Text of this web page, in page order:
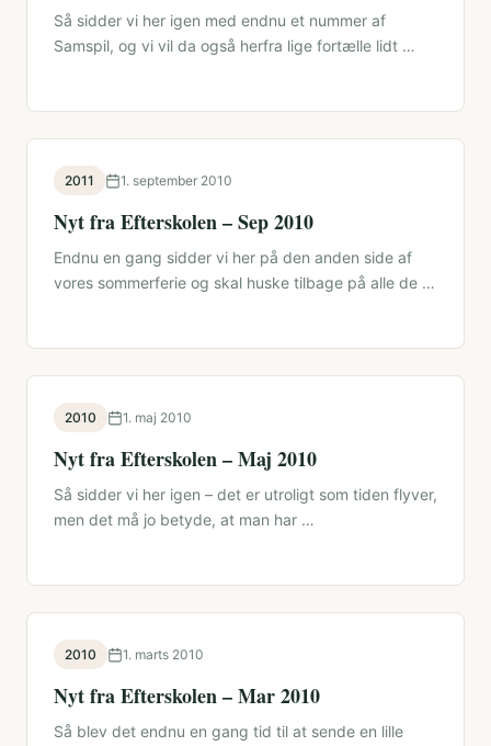
Så sidder vi her igen med endnu et nummer af
Samspil, og vi vil da også herfra lige fortælle lidt …
2011 1. september 2010
Nyt fra Efterskolen – Sep 2010
Endnu en gang sidder vi her på den anden side af
vores sommerferie og skal huske tilbage på alle de …
2010 1. maj 2010
Nyt fra Efterskolen – Maj 2010
Så sidder vi her igen – det er utroligt som tiden flyver,
men det må jo betyde, at man har …
2010 1. marts 2010
Nyt fra Efterskolen – Mar 2010
Så blev det endnu en gang tid til at sende en lille